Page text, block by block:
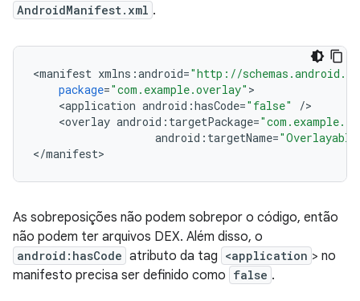
AndroidManifest.xml .
<manifest xmlns :android="http://
package="com.example.overlay"
<application android :hasCode="false" /
<overlay android : targetPackage=
android : targetName=
</manifest
As sobreposições não podem sobrepor o código, então
não podem ter arquivos DEX. Além disso, o
android:hasCode atributo da tag <application > no
manifesto precisa ser definido como false .